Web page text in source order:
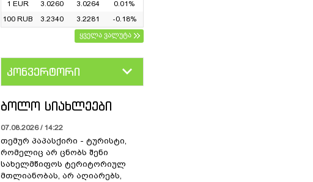
1 EUR
3.0260 3.0264
0.01%
100 RUB
3.2340 3.2281
-0.18%
ყველა ვალუტა
კონვერტორი
ᲑᲝᲚᲝ ᲡᲘᲐᲮᲚᲔᲔᲑᲘ
07.08.2026 / 14:22
თემურ პაპასქირი - ტურისტი,
რომელიც არ ცნობს შენი
სახელმწიფოს ტერიტორიულ
მთლიანობას, არ აღიარებს,